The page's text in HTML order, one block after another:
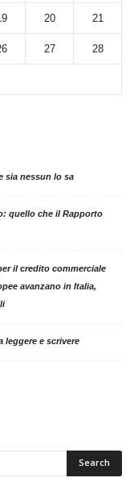
20 21
27 28
sia nessun lo sa
quello che il Rapporto
il credito commerciale
avanzano in Italia,
leggere e scrivere